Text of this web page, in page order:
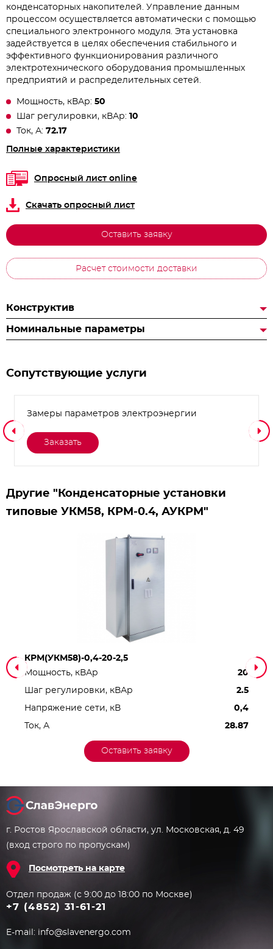
конденсаторных накопителей. Управление данным
процессом осуществляется автоматически с помощью
специального электронного модуля. Эта установка
задействуется в целях обеспечения стабильного и
эффективного функционирования различного
электротехнического оборудования промышленных
предприятий и распределительных сетей.
Мощность, кВАр: 50
Шаг регулировки, кВАр: 10
Ток, А: 72.17
Полные характеристики
Опросный лист online
Скачать опросный лист
Оставить заявку
Расчет стоимости доставки
Конструктив
Номинальные параметры
Сопутствующие услуги
Замеры параметров электроэнергии
Заказать
Другие "Конденсаторные установки
типовые УКМ58, КРМ-0.4, АУКРМ"
КРМ(УКМ58)-0,4-20-2,5
Мощность, кВАр
20
Шаг регулировки, кВАр 2.5
Напряжение сети, кВ 0,4
Ток, А 28.87
Оставить заявку
г. Ростов Ярославской области, ул. Московская, д. 49
(вход строго по пропускам)
Посмотреть на карте
Отдел продаж (с 9:00 до 18:00 по Москве)
+7 (4852) 31-61-21
E-mail: info@slavenergo.com